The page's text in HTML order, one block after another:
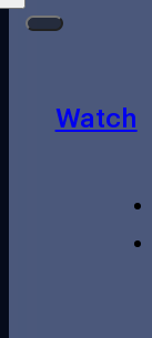
Watch